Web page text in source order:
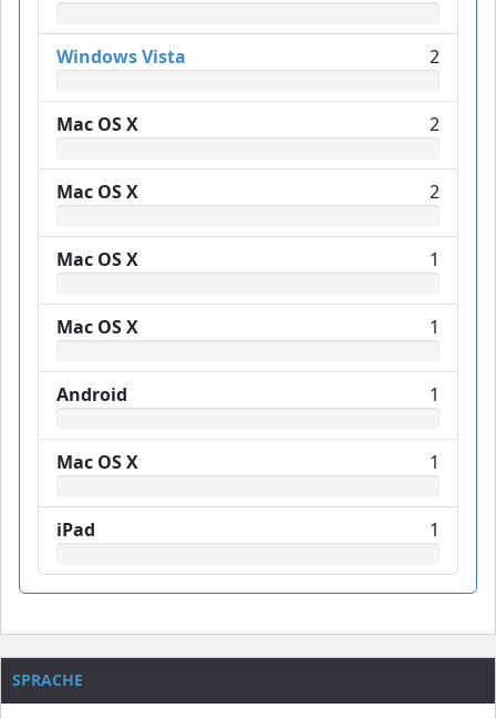
Windows Vista 2
Mac OS X 2
Mac OS X 2
Mac OS X 1
Mac OS X 1
Android 1
Mac OS X 1
iPad 1
SPRACHE